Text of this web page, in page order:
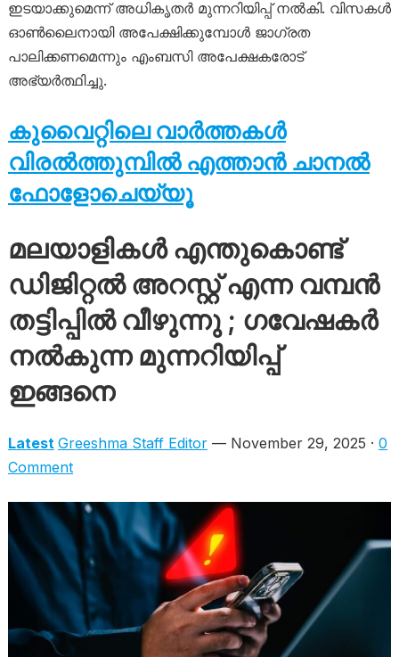
ഇടയാക്കുമെന്ന് അധികൃതർ മുന്നറിയിപ്പ് നൽകി. വിസകൾ
ഓൺലൈനായി അപേക്ഷിക്കുമ്പോൾ ജാഗ്രത
പാലിക്കണമെന്നും എംബസി അപേക്ഷകരോട്
അഭ്യർത്ഥിച്ചു.
കുവൈറ്റിലെ വാർത്തകൾ
വിരൽത്തുമ്പിൽ എത്താൻ ചാനൽ
ഫോളോചെയ്യൂ
മലയാളികൾ എന്തുകൊണ്ട്
ഡിജിറ്റൽ അറസ്റ്റ് എന്ന വമ്പൻ
തട്ടിപ്പിൽ വീഴുന്നു ; ​ഗവേഷകർ
നൽകുന്ന മുന്നറിയിപ്പ്
ഇങ്ങനെ
Latest Greeshma Staff Editor— November 29, 2025 · 0
Comment